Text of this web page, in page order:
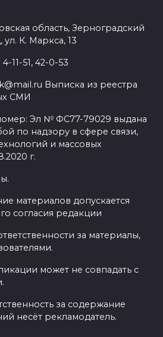
область, Зерноградский
К. Маркса, 13
11-51, 42-0-53
Выписка из реестра
СМИ
Эл № ФС77-79029 выдана
по надзору в сфере связи,
и массовых
г.
материалов допускается
согласия редакции
за материалы,
может не совпадать с
за содержание
несёт рекламодатель.